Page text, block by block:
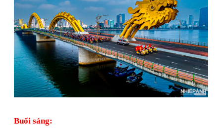
Buổi sáng: